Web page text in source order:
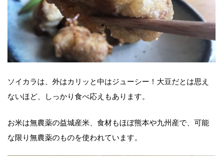
ソイカラは、外はカリッと中はジューシー！大豆だとは思え
ないほど、しっかり食べ応えもあります。
お米は無農薬の益城産米、食材もほぼ熊本や九州産で、可能
な限り無農薬のものを使われています。